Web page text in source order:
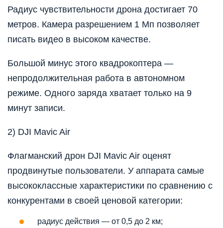
Радиус чувствительности дрона достигает 70
метров. Камера разрешением 1 Мп позволяет
писать видео в высоком качестве.
Большой минус этого квадрокоптера —
непродолжительная работа в автономном
режиме. Одного заряда хватает только на 9
минут записи.
2) DJI Mavic Air
Флагманский дрон DJI Mavic Air оценят
продвинутые пользователи. У аппарата самые
высококлассные характеристики по сравнению с
конкурентами в своей ценовой категории:
радиус действия — от 0,5 до 2 км;